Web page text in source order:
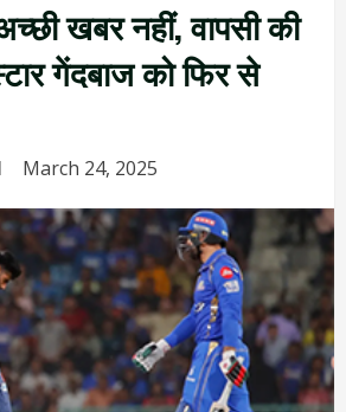
खबर नहीं, वापसी की
गेंदबाज को फिर से
March 24, 2025